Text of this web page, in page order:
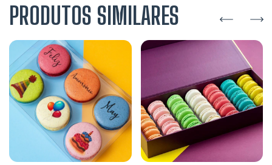
PRODUTOS SIMILARES